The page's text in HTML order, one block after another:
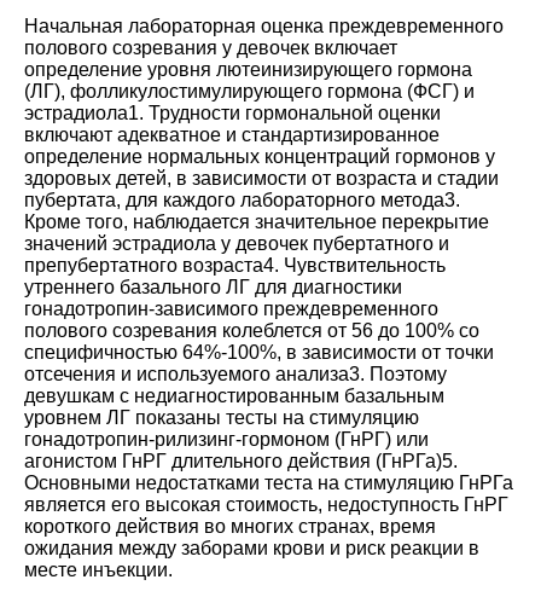
Начальная лабораторная оценка преждевременного
полового созревания у девочек включает
определение уровня лютеинизирующего гормона
(ЛГ), фолликулостимулирующего гормона (ФСГ) и
эстрадиола1. Трудности гормональной оценки
включают адекватное и стандартизированное
определение нормальных концентраций гормонов у
здоровых детей, в зависимости от возраста и стадии
пубертата, для каждого лабораторного метода3.
Кроме того, наблюдается значительное перекрытие
значений эстрадиола у девочек пубертатного и
препубертатного возраста4. Чувствительность
утреннего базального ЛГ для диагностики
гонадотропин-зависимого преждевременного
полового созревания колеблется от 56 до 100% со
специфичностью 64%-100%, в зависимости от точки
отсечения и используемого анализа3. Поэтому
девушкам с недиагностированным базальным
уровнем ЛГ показаны тесты на стимуляцию
гонадотропин-рилизинг-гормоном (ГнРГ) или
агонистом ГнРГ длительного действия (ГнРГа)5.
Основными недостатками теста на стимуляцию ГнРГа
является его высокая стоимость, недоступность ГнРГ
короткого действия во многих странах, время
ожидания между заборами крови и риск реакции в
месте инъекции.